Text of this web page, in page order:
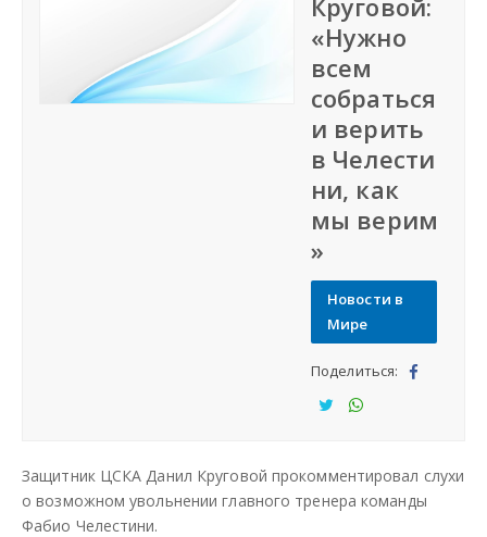
Городские сайты
Партнёры
«Нужно
всем
собраться
и верить
в Челести
ни, как
мы верим
»
Новости в
Мире
Поделиться:
я
тьс
я
тьс
я
Защитник ЦСКА Данил Круговой прокомментировал слухи
о возможном увольнении главного тренера команды
Фабио Челестини.